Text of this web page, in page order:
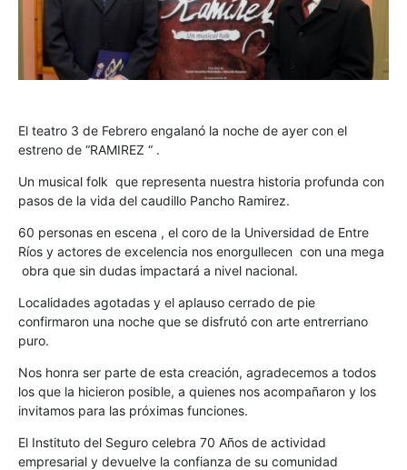
El teatro 3 de Febrero engalanó la noche de ayer con el
estreno de “RAMIREZ “ .
Un musical folk que representa nuestra historia profunda con
pasos de la vida del caudillo Pancho Ramirez.
60 personas en escena , el coro de la Universidad de Entre
Ríos y actores de excelencia nos enorgullecen con una mega
obra que sin dudas impactará a nivel nacional.
Localidades agotadas y el aplauso cerrado de pie
confirmaron una noche que se disfrutó con arte entrerriano
puro.
Nos honra ser parte de esta creación, agradecemos a todos
los que la hicieron posible, a quienes nos acompañaron y los
invitamos para las próximas funciones.
El Instituto del Seguro celebra 70 Años de actividad
empresarial y devuelve la confianza de su comunidad